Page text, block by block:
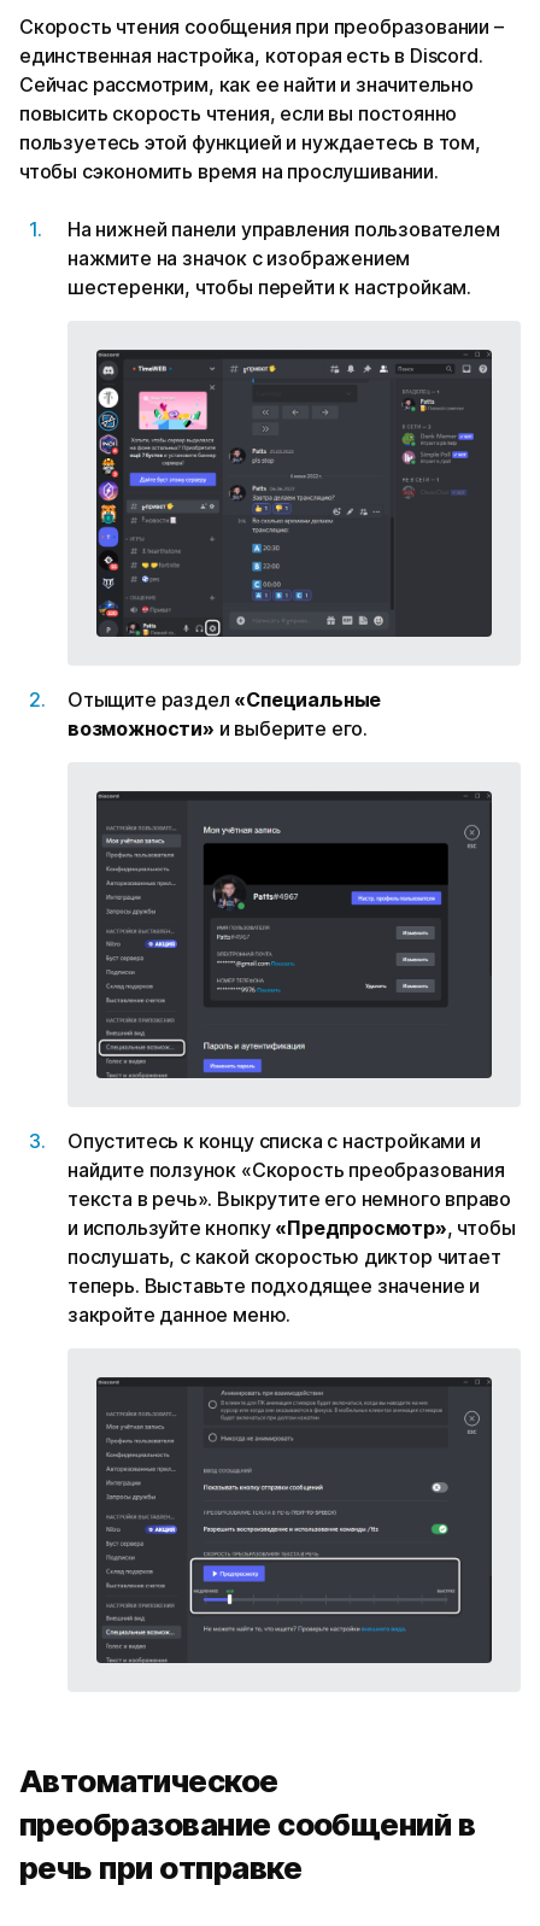
Скорость чтения сообщения при преобразовании –
единственная настройка, которая есть в Discord.
Сейчас рассмотрим, как ее найти и значительно
повысить скорость чтения, если вы постоянно
пользуетесь этой функцией и нуждаетесь в том,
чтобы сэкономить время на прослушивании.
На нижней панели управления пользователем
нажмите на значок с изображением
шестеренки, чтобы перейти к настройкам.
Отыщите раздел «Специальные
возможности» и выберите его.
Опуститесь к концу списка с настройками и
найдите ползунок «Скорость преобразования
текста в речь». Выкрутите его немного вправо
и используйте кнопку «Предпросмотр», чтобы
послушать, с какой скоростью диктор читает
теперь. Выставьте подходящее значение и
закройте данное меню.
Автоматическое
преобразование сообщений в
речь при отправке